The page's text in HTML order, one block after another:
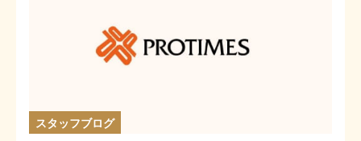
スタッフブログ